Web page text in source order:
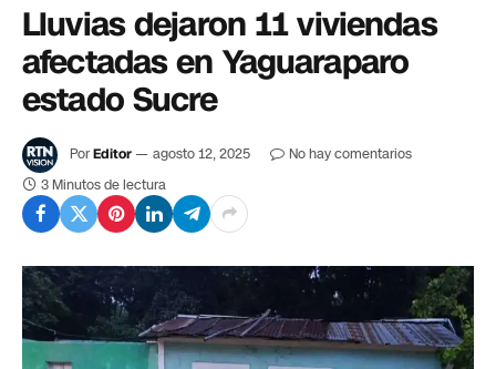
Lluvias dejaron 11 viviendas
afectadas en Yaguaraparo
estado Sucre
PorEditor agosto 12, 2025
No hay comentarios
3 Minutos de lectura